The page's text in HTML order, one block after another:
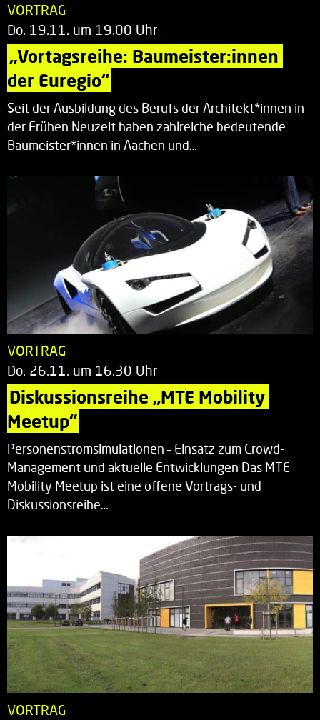
VORTRAG
Do. 19.11. um 19.00 Uhr
„Vortagsreihe: Baumeister:innen
der Euregio“
Seit der Ausbildung des Berufs der Architekt*innen in
der Frühen Neuzeit haben zahlreiche bedeutende
Baumeister*innen in Aachen und…
VORTRAG
Do. 26.11. um 16.30 Uhr
Diskussionsreihe „MTE Mobility
Meetup“
Personenstromsimulationen – Einsatz zum Crowd-
Management und aktuelle Entwicklungen Das MTE
Mobility Meetup ist eine offene Vortrags- und
Diskussionsreihe…
VORTRAG